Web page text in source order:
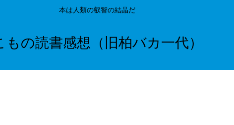
本は人類の叡智の結晶だ
もの読書感想（旧柏バカ一代）